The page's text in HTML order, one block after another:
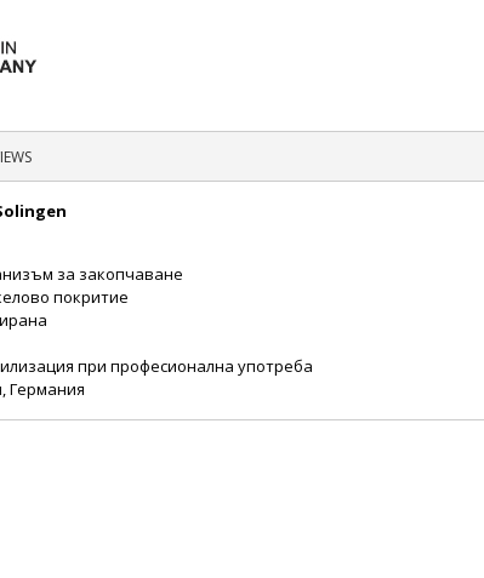
за закопчаване
покритие
при професионална употреба
Германия